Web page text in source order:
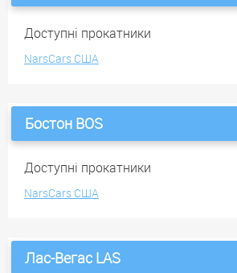
Доступні прокатники
NarsCars США
Бостон BOS
Доступні прокатники
NarsCars США
Лас-Вегас LAS